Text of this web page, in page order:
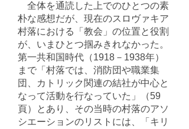
全体を通読した上でのひとつの素
朴な感想だが、現在のスロヴァキア
村落における「教会」の位置と役割
が、いまひとつ掴みきれなかった。
第一共和国時代（1918－1938年）
まで「村落では、消防団や職業集
団、カトリック関連の結社が中心と
なって活動を行なっていた」（59
頁）とあり、その当時の村落のアソ
シエーションのリストには、「キリ